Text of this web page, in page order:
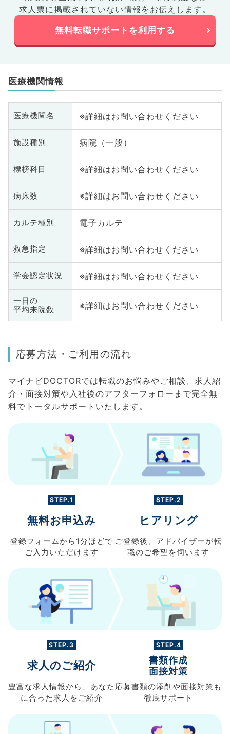
求人票に掲載されていない情報をお伝えします。
無料転職サポートを利用する
医療機関情報
医療機関名 ※詳細はお問い合わせください
施設種別 病院（一般）
標榜科目 ※詳細はお問い合わせください
病床数 ※詳細はお問い合わせください
カルテ種別 電子カルテ
救急指定 ※詳細はお問い合わせください
学会認定状況 ※詳細はお問い合わせください
一日の
平均来院数
※詳細はお問い合わせください
応募方法・ご利用の流れ
マイナビDOCTORでは転職のお悩みやご相談、求人紹
介・面接対策や入社後のアフターフォローまで完全無
料でトータルサポートいたします。
STEP.1
無料お申込み
登録フォームから 1分ほどで
ご入力 いただけます
STEP.2
ヒアリング
ご登録後、 アドバイザーが転
職のご希望を伺います
STEP.3
求人のご紹介
豊富な求人情報から、 あなた
に合った求人を ご紹介
STEP.4
書類作成
面接対策
応募書類の添削や面接対策も
徹底サポート